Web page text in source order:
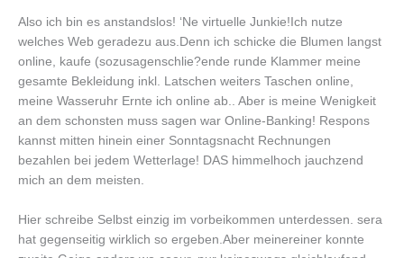
Also ich bin es anstandslos! ‘Ne virtuelle Junkie!Ich nutze
welches Web geradezu aus.Denn ich schicke die Blumen langst
online, kaufe (sozusagenschlie?ende runde Klammer meine
gesamte Bekleidung inkl. Latschen weiters Taschen online,
meine Wasseruhr Ernte ich online ab.. Aber is meine Wenigkeit
an dem schonsten muss sagen war Online-Banking! Respons
kannst mitten hinein einer Sonntagsnacht Rechnungen
bezahlen bei jedem Wetterlage! DAS himmelhoch jauchzend
mich an dem meisten.
Hier schreibe Selbst einzig im vorbeikommen unterdessen. sera
hat gegenseitig wirklich so ergeben.Aber meinereiner konnte